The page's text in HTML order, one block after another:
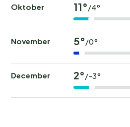
Oktober 11°/4°
November 5°/0°
December 2°/-3°